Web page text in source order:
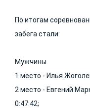
По итогам
забега стали:
Мужчины
1 место - Илья
2 место - Евгений
0:47:42;